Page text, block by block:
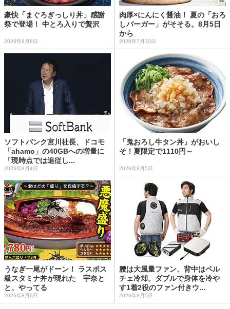
豪快「まぐろぎっしり丼」感謝
祭で登場！ 中とろ入りで贅沢
2026年8月8日
肉厚×にんにく醤油！ 夏の「おろ
しバーガー」がそそる。8月5日
から
2026年7月30日
ソフトバンク宮川社長、ドコモ
「ahamo」の40GBへの増量に
「現時点では追従し...
2026年8月4日
「鬼おろし牛タン丼」がおいし
そ！夏限定で1110円～
2026年8月5日
うなぎ一尾がドーン！ ラスボス
級スタミナ丼が現れた 宇奈と
と、やってる
2026年8月6日
腰は大風量ファン、背中はペル
チェ冷却。ダブルで身体を冷や
す1着2役のファン付きウ...
2026年8月5日